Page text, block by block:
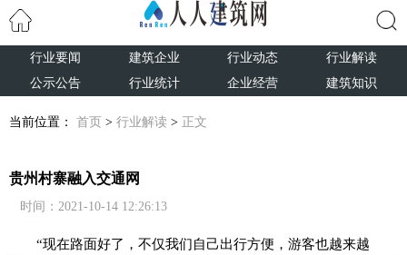
行业要闻 建筑企业 行业动态
行业解读
公示公告
行业统计 企业经营 建筑知识
当前位置： 首页 > 行业解读 > 正文
贵州村寨融入交通网
时间：2021-10-14 12:26:13
“现在路面好了，不仅我们自己出行方便，游客也越来越